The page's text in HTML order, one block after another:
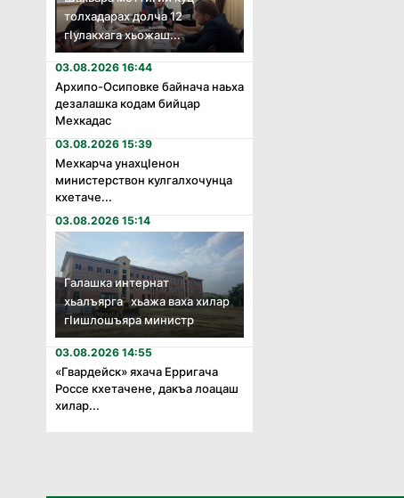
толхадарах долча 12
гӏулакхага хьожаш...
03.08.2026 16:44
Архипо-Осиповке байнача наьха
дезалашка кодам бийцар
Мехкадас
03.08.2026 15:39
Мехкарча унахцӏенон
министерствон кулгалхочунца
кхетаче...
03.08.2026 15:14
Галашка интернат
хьалъярга хьажа ваха хилар
гӏишлошъяра министр
03.08.2026 14:55
«Гвардейск» яхача Ерригача
Россе кхетачене, дакъа лоацаш
хилар...